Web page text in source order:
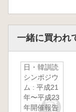
明清小説の
山下一夫
日本におけ
日本の君王
る道教と文
日本の中世
一緒に買われ
日・韓訓読
シンポジウ
ム : 平成21
年〜平成23
年開催報告